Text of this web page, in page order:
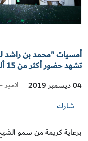
أمسيات "محمد بن راشد
تشهد حضور أكثر من 15 ألف شخص
04 ديسمبر 2019
لامير
شارك
برعاية كريمة من سمو